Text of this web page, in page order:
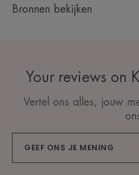
Bronnen bekijken
Your reviews on
Vertel ons alles, jouw
GEEF ONS JE MENING